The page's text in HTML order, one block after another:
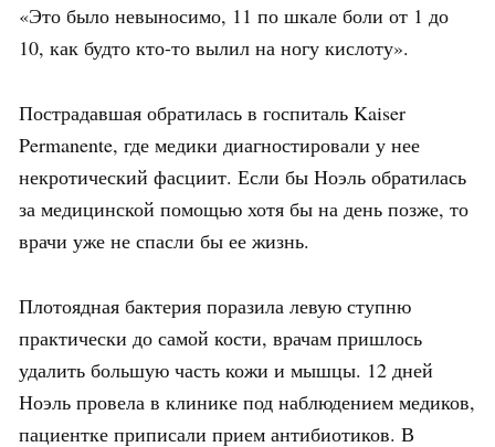
«Это было невыносимо, 11 по шкале боли от 1 до
10, как будто кто-то вылил на ногу кислоту».
Пострадавшая обратилась в госпиталь Kaiser
Permanente, где медики диагностировали у нее
некротический фасциит. Если бы Ноэль обратилась
за медицинской помощью хотя бы на день позже, то
врачи уже не спасли бы ее жизнь.
Плотоядная бактерия поразила левую ступню
практически до самой кости, врачам пришлось
удалить большую часть кожи и мышцы. 12 дней
Ноэль провела в клинике под наблюдением медиков,
пациентке приписали прием антибиотиков. В